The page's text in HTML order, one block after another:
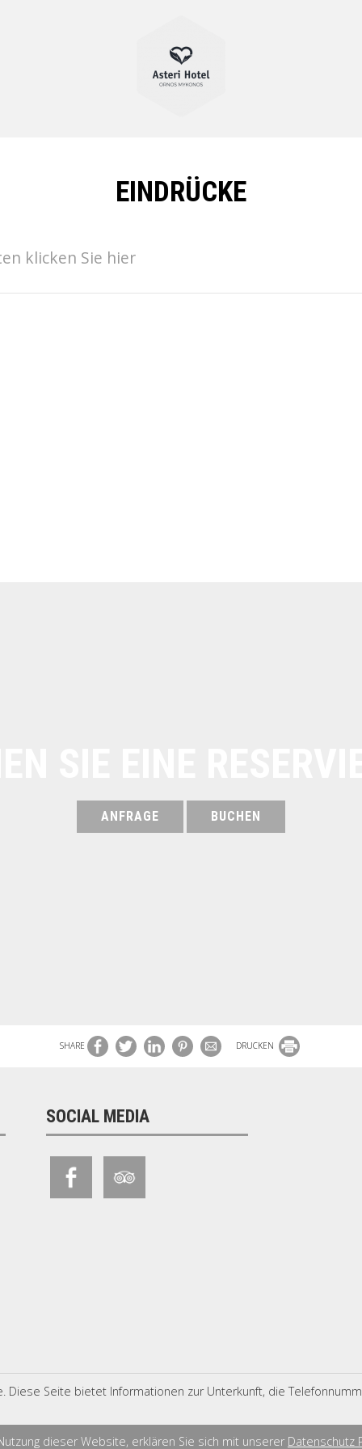
EINDRÜCKE
klicken Sie hier
ANFRAGE BUCHEN
SHARE DRUCKEN
SOCIAL MEDIA
Diese Seite bietet Informationen zur Unterkunft, die
dieser Website, erklären Sie sich mit unserer Datenschutz